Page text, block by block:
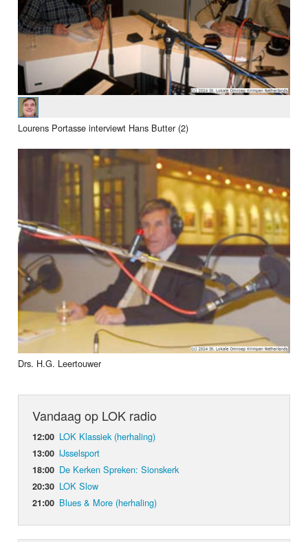
Lourens Portasse interviewt Hans Butter (2)
Drs. H.G. Leertouwer
Vandaag op LOK radio
12:00 LOK Klassiek (herhaling)
13:00 IJsselsport
18:00 De Kerken Spreken: Sionskerk
20:30 LOK Slow
21:00 Blues & More (herhaling)